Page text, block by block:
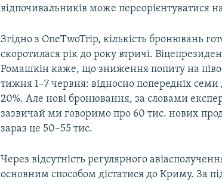
відпочивальників може переорієнтуватися
Згідно з OneTwoTrip, кількість бронювань
скоротилася рік до року втричі.
Ромашкін каже, що зниження попиту на
тижня 1–7 червня: відносно попередніх семи
20%. Але нові бронювання, за словами
зазвичай ми говоримо про 60 тис. нових
зараз це 50–55 тис.
Через відсутність регулярного
основним способом дістатися до Криму. За